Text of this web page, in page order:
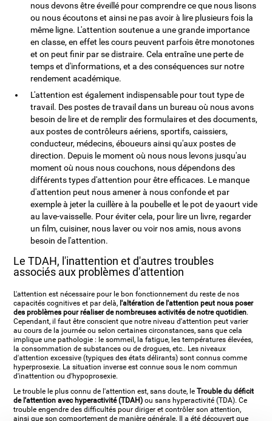
nous devons être éveillé pour comprendre ce que nous lisons
ou nous écoutons et ainsi ne pas avoir à lire plusieurs fois la
même ligne. L'attention soutenue a une grande importance
en classe, en effet les cours peuvent parfois être monotones
et on peut finir par se distraire. Cela entraîne une perte de
temps et d'informations, et a des conséquences sur notre
rendement académique.
L'attention est également indispensable pour tout type de
travail. Des postes de travail dans un bureau où nous avons
besoin de lire et de remplir des formulaires et des documents,
aux postes de contrôleurs aériens, sportifs, caissiers,
conducteur, médecins, éboueurs ainsi qu'aux postes de
direction. Depuis le moment où nous nous levons jusqu'au
moment où nous nous couchons, nous dépendons des
différents types d'attention pour être efficaces. Le manque
d'attention peut nous amener à nous confonde et par
exemple à jeter la cuillère à la poubelle et le pot de yaourt vide
au lave-vaisselle. Pour éviter cela, pour lire un livre, regarder
un film, cuisiner, nous laver ou voir nos amis, nous avons
besoin de l'attention.
Le TDAH, l'inattention et d'autres troubles
associés aux problèmes d'attention
L'attention est nécessaire pour le bon fonctionnement du reste de nos
capacités cognitives et par delà, l'altération de l'attention peut nous poser
des problèmes pour réaliser de nombreuses activités de notre quotidien.
Cependant, il faut être conscient que notre niveau d'attention peut varier
au cours de la journée ou selon certaines circonstances, sans que cela
implique une pathologie : le sommeil, la fatigue, les températures élevées,
la consommation de substances ou de drogues, etc.. Les niveaux
d'attention excessive (typiques des états délirants) sont connus comme
hyperprosexie. La situation inverse est connue sous le nom commun
d'inattention ou d'hypoprosexie.
Le trouble le plus connu de l'attention est, sans doute, leTrouble du déficit
de l'attention avec hyperactivité (TDAH) ou sans hyperactivité (TDA). Ce
trouble engendre des difficultés pour diriger et contrôler son attention,
ainsi que son comportement de manière générale. Il a été découvert que